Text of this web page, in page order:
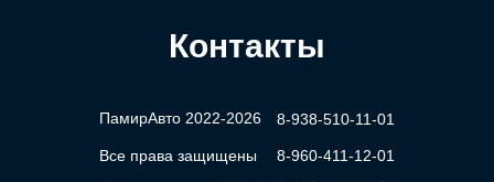
Контакты
ПамирАвто 2022-2026
Все права защищены
8-938-510-11-01
8-960-411-12-01